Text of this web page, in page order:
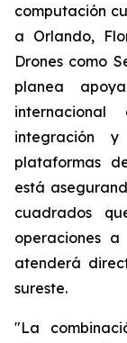
computación
a Orlando,
Drones como
planea
integración
plataformas
está
cuadrados
operaciones
atenderá
sureste.
"La